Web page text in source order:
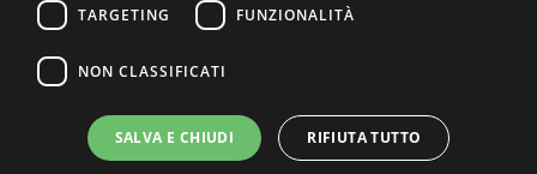
TARGETING FUNZIONALITÀ
NON CLASSIFICATI
SALVA E CHIUDI RIFIUTA TUTTO